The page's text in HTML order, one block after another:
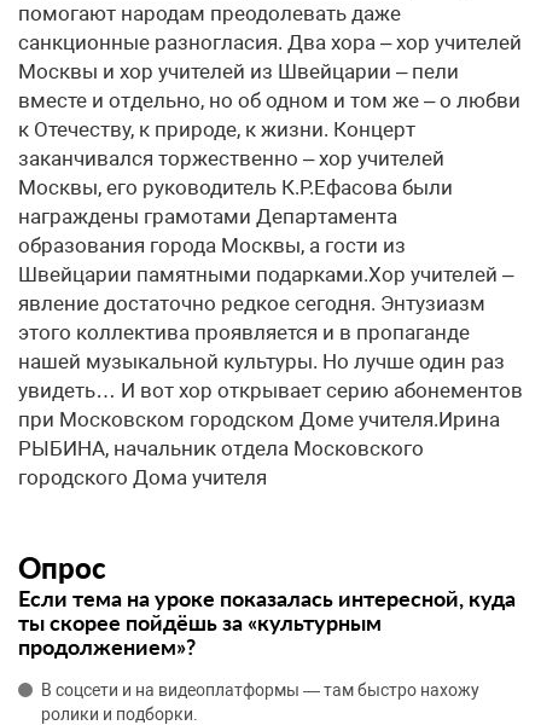
помогают народам преодолевать даже
санкционные разногласия. Два хора – хор учителей
Москвы и хор учителей из Швейцарии – пели
вместе и отдельно, но об одном и том же – о любви
к Отечеству, к природе, к жизни. Концерт
заканчивался торжественно – хор учителей
Москвы, его руководитель К.Р.Ефасова были
награждены грамотами Департамента
образования города Москвы, а гости из
Швейцарии памятными подарками.Хор учителей –
явление достаточно редкое сегодня. Энтузиазм
этого коллектива проявляется и в пропаганде
нашей музыкальной культуры. Но лучше один раз
увидеть… И вот хор открывает серию абонементов
при Московском городском Доме учителя.Ирина
РЫБИНА, начальник отдела Московского
городского Дома учителя
Опрос
Если тема на уроке показалась интересной, куда
ты скорее пойдёшь за «культурным
продолжением»?
В соцсети и на видеоплатформы — там быстро нахожу
ролики и подборки.